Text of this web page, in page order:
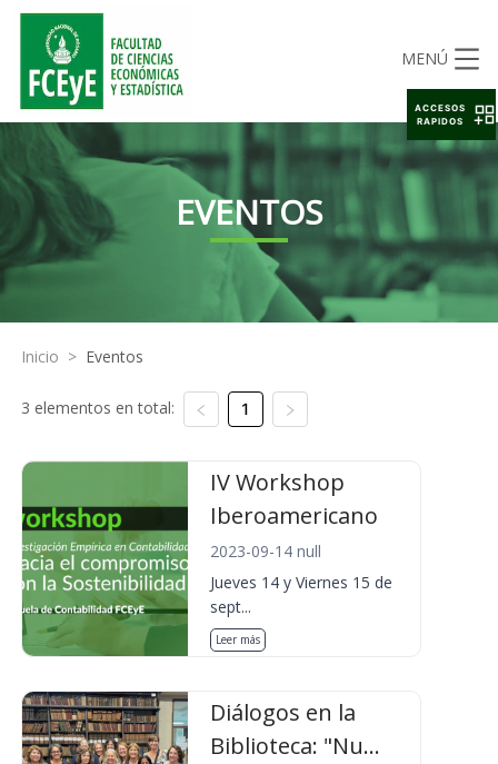
MENÚ
EVENTOS
Inicio > Eventos
3 elementos en total: 1
IV Workshop
Iberoamericano
2023-09-14 null
Jueves 14 y Viernes 15 de
sept...
Leer más
Diálogos en la
Biblioteca: "Nu...
ACCESOS
RAPIDOS